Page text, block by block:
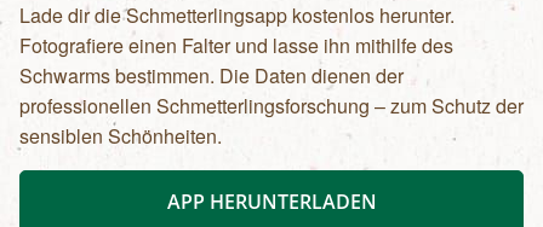
Lade dir die Schmetterlingsapp kostenlos herunter.
Fotografiere einen Falter und lasse ihn mithilfe des
Schwarms bestimmen. Die Daten dienen der
professionellen Schmetterlingsforschung – zum Schutz der
sensiblen Schönheiten.
APP HERUNTERLADEN